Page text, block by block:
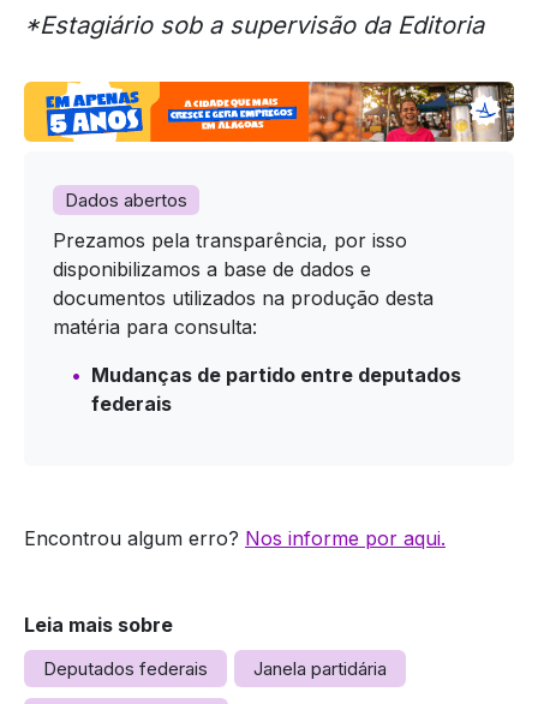
*Estagiário sob a supervisão da Editoria
Dados abertos
Prezamos pela transparência, por isso
disponibilizamos a base de dados e
documentos utilizados na produção desta
matéria para consulta:
Mudanças de partido entre deputados
federais
Encontrou algum erro? Nos informe por aqui.
Leia mais sobre
Deputados federais Janela partidária